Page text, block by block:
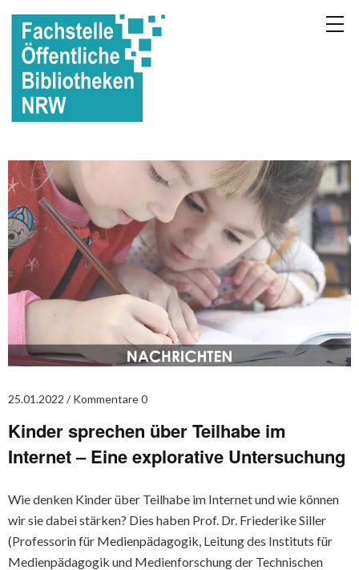
25.01.2022 Kommentare 0
Kinder sprechen über Teilhabe im
Internet – Eine explorative Untersuchung
Wie denken Kinder über Teilhabe im Internet und wie können
wir sie dabei stärken? Dies haben Prof. Dr. Friederike Siller
(Professorin für Medienpädagogik, Leitung des Instituts für
Medienpädagogik und Medienforschung der Technischen